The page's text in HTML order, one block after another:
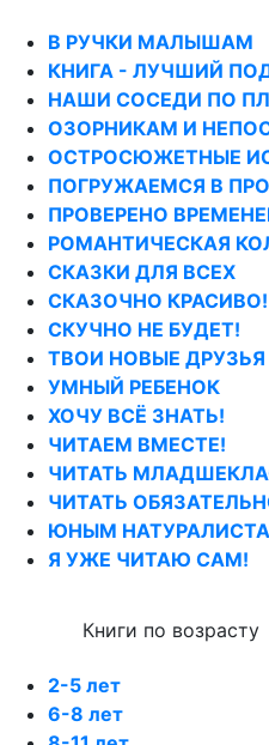
В РУЧКИ МАЛЫШАМ
КНИГА - ЛУЧШИЙ
НАШИ СОСЕДИ ПО
ОЗОРНИКАМ И
ОСТРОСЮЖЕТНЫЕ
ПОГРУЖАЕМСЯ В
ПРОВЕРЕНО
РОМАНТИЧЕСКАЯ
СКАЗКИ ДЛЯ ВСЕХ
СКАЗОЧНО КРАСИВО!
СКУЧНО НЕ БУДЕТ!
ТВОИ НОВЫЕ ДРУЗЬЯ
УМНЫЙ РЕБЕНОК
ХОЧУ ВСЁ ЗНАТЬ!
ЧИТАЕМ ВМЕСТЕ!
ЧИТАТЬ
ЧИТАТЬ
ЮНЫМ
Я УЖЕ ЧИТАЮ САМ!
Книги по возрасту
2-5 лет
6-8 лет